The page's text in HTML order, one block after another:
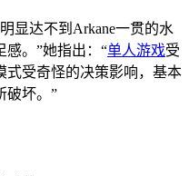
显达不到Arkane一贯的水
感。”她指出：“单人游戏受
式受奇怪的决策影响，基本
破坏。”